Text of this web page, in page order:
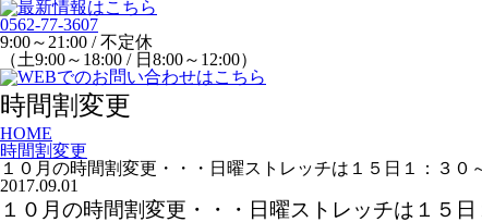
0562-77-3607
9:00～21:00 / 不定休
（土9:00～18:00 / 日8:00～12:00）
時間割変更
HOME
時間割変更
１０月の時間割変更・・・日曜ストレッチは１５日１：３
2017.09.01
１０月の時間割変更・・・日曜ストレッチは１５